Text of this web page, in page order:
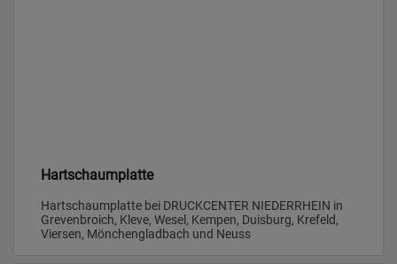
Hartschaumplatte
Hartschaumplatte bei DRUCKCENTER NIEDERRHEIN in
Grevenbroich, Kleve, Wesel, Kempen, Duisburg, Krefeld,
Viersen, Mönchengladbach und Neuss